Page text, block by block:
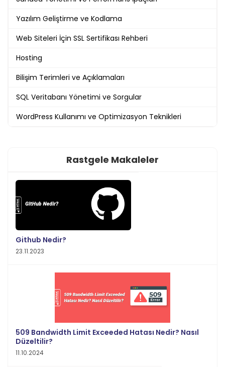
Yazılım Geliştirme ve Kodlama
Web Siteleri İçin SSL Sertifikası Rehberi
Hosting
Bilişim Terimleri ve Açıklamaları
SQL Veritabanı Yönetimi ve Sorgular
WordPress Kullanımı ve Optimizasyon Teknikleri
Rastgele Makaleler
Github Nedir?
23.11.2023
509 Bandwidth Limit Exceeded Hatası Nedir? Nasıl
Düzeltilir?
11.10.2024